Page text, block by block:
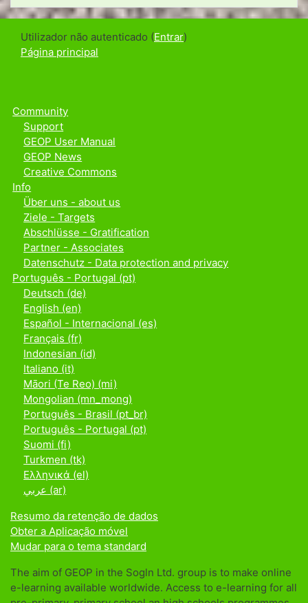
Utilizador não autenticado (Entrar)
Página principal
Community
Support
GEOP User Manual
GEOP News
Creative Commons
Info
Über uns - about us
Ziele - Targets
Abschlüsse - Gratification
Partner - Associates
Datenschutz - Data protection and privacy
Português - Portugal ‎(pt)‎
Deutsch ‎(de)‎
English ‎(en)‎
Español - Internacional ‎(es)‎
Français ‎(fr)‎
Indonesian ‎(id)‎
Italiano ‎(it)‎
Māori (Te Reo) ‎(mi)‎
Mongolian ‎(mn_mong)‎
Português - Brasil ‎(pt_br)‎
Português - Portugal ‎(pt)‎
Suomi ‎(fi)‎
Turkmen ‎(tk)‎
Ελληνικά ‎(el)‎
عربي ‎(ar)‎
Resumo da retenção de dados
Obter a Aplicação móvel
Mudar para o tema standard
The aim of GEOP in the Sogln Ltd. group is to make online
e-learning available worldwide. Access to e-learning for all